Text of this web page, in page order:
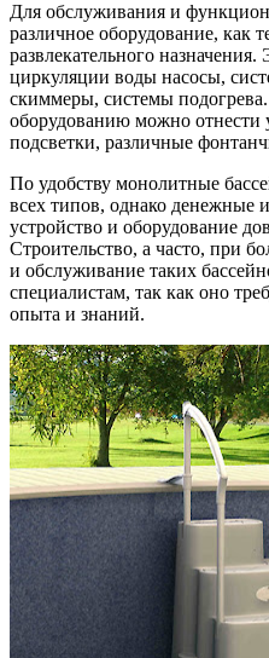
Для обслуживания и
различное оборудование, как
развлекательного
циркуляции воды насосы,
скиммеры, системы
оборудованию можно отнести
подсветки, различные
По удобству монолитные
всех типов, однако денежные
устройство и оборудование
Строительство, а часто, при
и обслуживание таких
специалистам, так как оно
опыта и знаний.